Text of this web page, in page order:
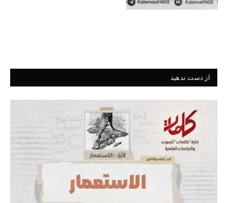
از دست ندهید